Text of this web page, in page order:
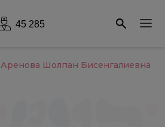
45 285
Аренова Шолпан Бисенгалиевна